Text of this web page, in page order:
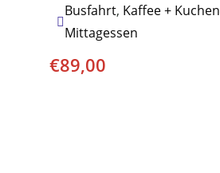
Busfahrt, Kaffee + Kuchen
Mittagessen
€89,00